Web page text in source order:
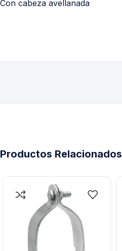
Con cabeza avellanada
Productos Relacionados